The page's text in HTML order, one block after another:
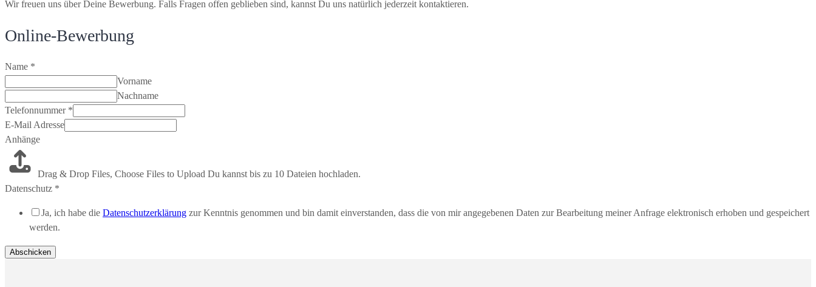
Wir freuen uns über Deine Bewerbung. Falls Fragen offen geblieben sind, kannst Du uns natürlich jederzeit kontaktieren.
Online-Bewerbung
Name *
Vorname
Nachname
Telefonnummer *
E-Mail Adresse
Anhänge
Drag & Drop Files, Choose Files to Upload Du kannst bis zu 10 Dateien hochladen.
Datenschutz *
Ja, ich habe die Datenschutzerklärung zur Kenntnis genommen und bin damit einverstanden, dass die von mir angegebenen Daten zur Bearbeitung meiner Anfrage elektronisch erhoben und gespeichert
werden.
Abschicken